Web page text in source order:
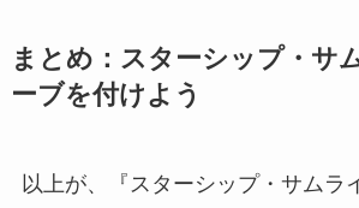
まとめ：スターシップ・サ
ーブを付けよう
以上が、『スターシップ・サムラ